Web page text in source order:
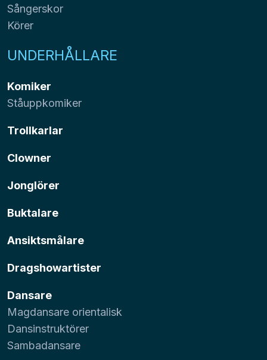
Sångerskor
Körer
UNDERHÅLLARE
Komiker
Ståuppkomiker
Trollkarlar
Clowner
Jonglörer
Buktalare
Ansiktsmålare
Dragshowartister
Dansare
Magdansare orientalisk
Dansinstruktörer
Sambadansare